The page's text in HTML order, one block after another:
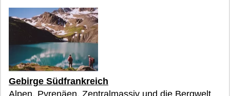
Gebirge Südfrankreich